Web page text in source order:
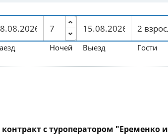
Ночей Выезд Гости
с туроператором